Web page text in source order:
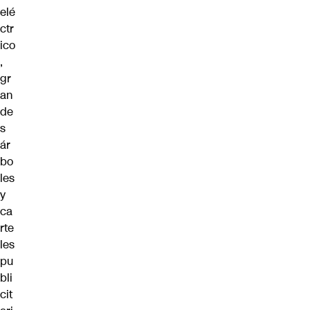
elé
ctr
ico
,
gr
an
de
s
ár
bo
les
y
ca
rte
les
pu
bli
cit